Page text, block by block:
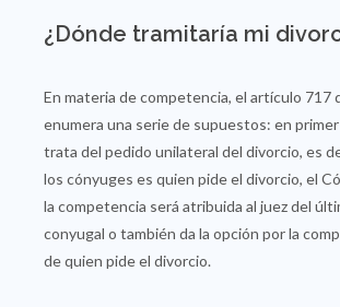
¿Dónde tramitaría mi
En materia de competencia, el artículo 717
enumera una serie de supuestos: en primer
trata del pedido unilateral del divorcio, es
los cónyuges es quien pide el divorcio, el
la competencia será atribuida al juez del
conyugal o también da la opción por la
de quien pide el divorcio.